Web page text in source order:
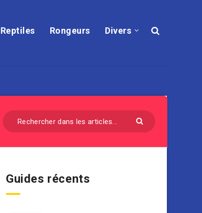
Reptiles Rongeurs Divers
Guides récents